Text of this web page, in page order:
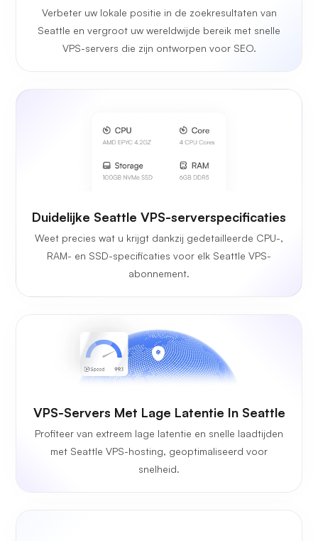
Verbeter uw lokale positie in de zoekresultaten van
Seattle en vergroot uw wereldwijde bereik met snelle
VPS-servers die zijn ontworpen voor SEO.
Duidelijke Seattle VPS-serverspecificaties
Weet precies wat u krijgt dankzij gedetailleerde CPU-,
RAM- en SSD-specificaties voor elk Seattle VPS-
abonnement.
VPS-Servers Met Lage Latentie In Seattle
Profiteer van extreem lage latentie en snelle laadtijden
met Seattle VPS-hosting, geoptimaliseerd voor
snelheid.